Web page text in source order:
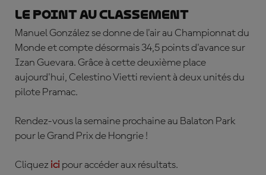
Le point au classement
Manuel González se donne de l'air au Championnat du
Monde et compte désormais 34,5 points d'avance sur
Izan Guevara. Grâce à cette deuxième place
aujourd'hui, Celestino Vietti revient à deux unités du
pilote Pramac.
Rendez-vous la semaine prochaine au Balaton Park
pour le Grand Prix de Hongrie !
Cliquez ici pour accéder aux résultats.